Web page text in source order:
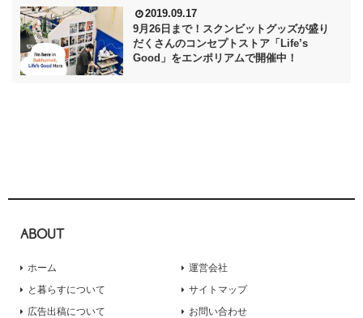
2019.09.17
9月26日まで！スクンビットグッズが盛り
だくさんのコンセプトストア「Life’s
Good」をエンポリアムで開催中！
ABOUT
ホーム
と暮らすについて
広告出稿について
運営会社
サイトマップ
お問い合わせ